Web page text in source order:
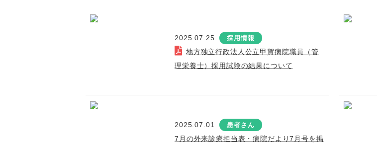
2025.07.25 採用情報
地方独立行政法人公立甲賀病院職員（管
理栄養士）採用試験の結果について
2025.07.01 患者さん
7月の外来診療担当表・病院だより7月号を掲